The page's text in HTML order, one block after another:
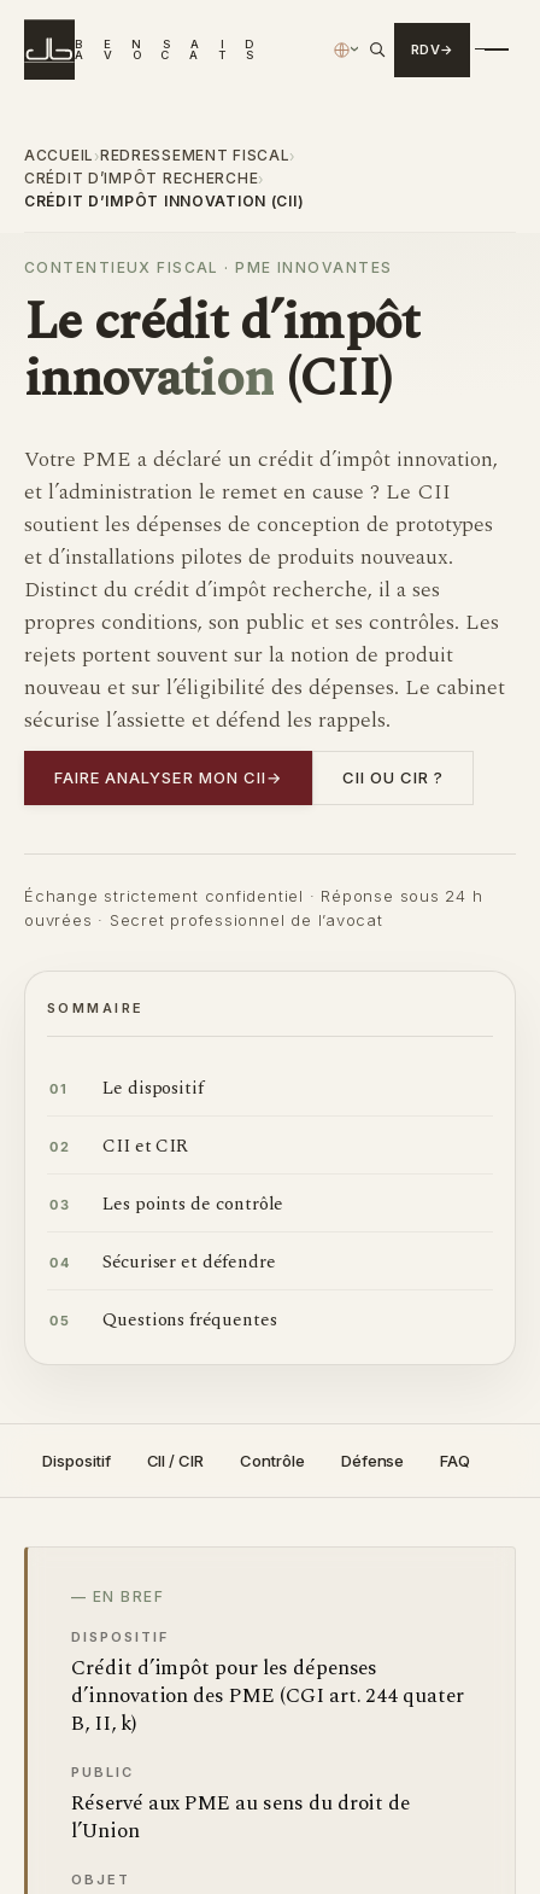
B E N S A I
D
A
V O C A T S › RDV
ACCUEIL ›REDRESSEMENT FISCAL›
CRÉDIT D’IMPÔT RECHERCHE›
CRÉDIT D’IMPÔT INNOVATION (CII)
CONTENTIEUX FISCAL · PME INNOVANTES
Lecrédit d’impôt
innovation(CII)
Votre PME a déclaré un crédit d’impôt innovation,
et l’administration le remet en cause ? Le CII
soutient les dépenses de conception de prototypes
et d’installations pilotes de produits nouveaux.
Distinct du crédit d’impôt recherche, il a ses
propres conditions, son public et ses contrôles. Les
rejets portent souvent sur la notion de produit
nouveau et sur l’éligibilité des dépenses. Le cabinet
sécurise l’assiette et défend les rappels.
FAIRE ANALYSER MON CII→ CII OU CIR ?
Échange strictement confidentiel · Réponse sous 24 h
ouvrées · Secret professionnel de l’avocat
SOMMAIRE
01 Le dispositif
02 CII et CIR
03 Les points de contrôle
04 Sécuriser et défendre
05 Questions fréquentes
Dispositif CII / CIR Contrôle Défense FAQ
— EN BREF
DISPOSITIF
Crédit d’impôt pour les dépenses
d’innovation des PME (CGI art. 244 quater
B, II, k)
PUBLIC
Réservé aux PME au sens du droit de
l’Union
OBJET